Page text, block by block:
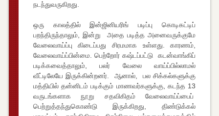
நடந்துவருகிறது.
ஒரு காலத்தில் இன்ஜினியரிங் படிப்பு கொடிகட்டிப்
பறந்திருந்தாலும், இன்று அதை படித்த அனைவருக்குமே
வேலைவாய்ப்பு கிடைப்பது சிரமமாக உள்ளது. காரணம்,
வேலைவாய்ப்பின்மை. பெற்றோர் கஷ்டப்பட்டு கடன்வாங்கிப்
படிக்கவைத்தாலும், பலர் வேலை வாய்ப்பில்லாமல்
வீட்டிலேயே இருக்கின்றனர். ஆனால், பல சிக்கல்களுக்கு
மத்தியில் தன்னிடம் படிக்கும் மாணவர்களுக்கு, கடந்த 13
வருடங்களாக நூறு சதவிகிதம் வேலைவாய்ப்பைப்
பெற்றுத்தந்துகொண்டு இருக்கிறது, திண்டுக்கல்